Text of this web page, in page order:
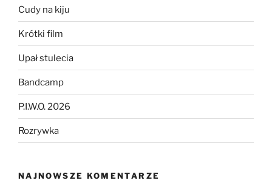
Cudy na kiju
Krótki film
Upał stulecia
Bandcamp
P.I.W.O. 2026
Rozrywka
NAJNOWSZE KOMENTARZE